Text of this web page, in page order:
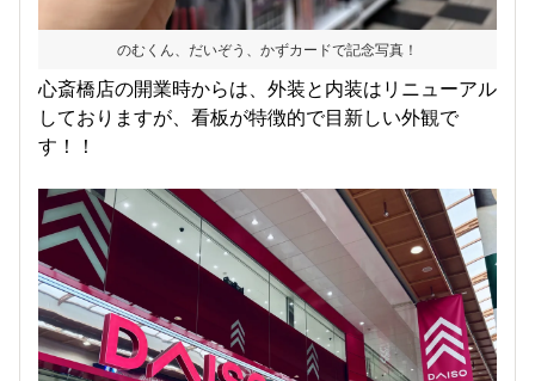
のむくん、だいぞう、かずカードで記念写真！
心斎橋店の開業時からは、外装と内装はリニューアル
しておりますが、看板が特徴的で目新しい外観で
す！！